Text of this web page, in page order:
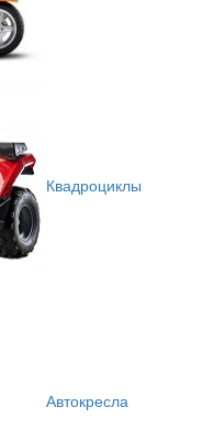
Квадроциклы
Автокресла